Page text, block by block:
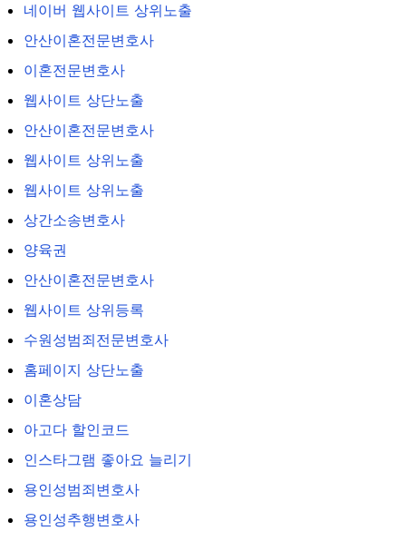
네이버 웹사이트 상위노출
안산이혼전문변호사
이혼전문변호사
웹사이트 상단노출
안산이혼전문변호사
웹사이트 상위노출
웹사이트 상위노출
상간소송변호사
양육권
안산이혼전문변호사
웹사이트 상위등록
수원성범죄전문변호사
홈페이지 상단노출
이혼상담
아고다 할인코드
인스타그램 좋아요 늘리기
용인성범죄변호사
용인성추행변호사